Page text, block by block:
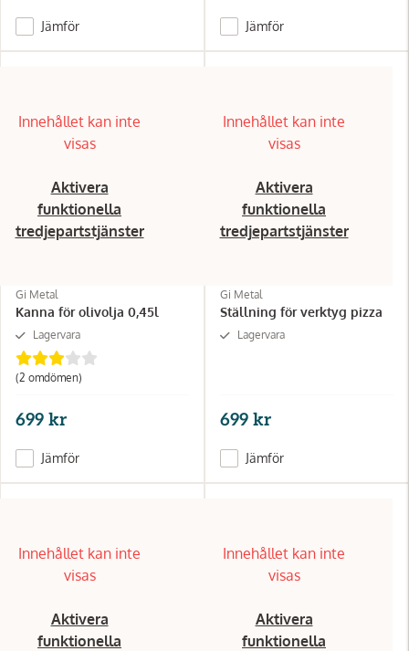
Jämför Jämför
Innehållet kan inte
visas
Aktivera
funktionella
tredjepartstjänster
Gi Metal
Kanna för olivolja 0,45l
Lagervara
(2 omdömen)
699 kr
Jämför
Innehållet kan inte
visas
Aktivera
funktionella
tredjepartstjänster
Gi Metal
Ställning för verktyg pizza
Lagervara
699 kr
Jämför
Innehållet kan inte
visas
Aktivera
funktionella
Innehållet kan inte
visas
Aktivera
funktionella